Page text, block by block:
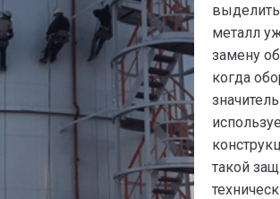
металл
замену
когда
такой